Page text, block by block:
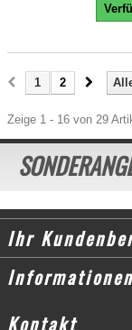
1 2
Zeige 1 - 16 von 29
Ihr
Informationen
Kontakt